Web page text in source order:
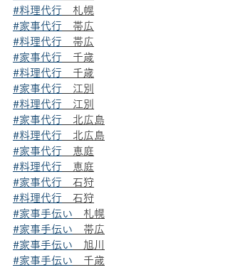
#料理代行 札幌
#家事代行 帯広
#料理代行 帯広
#家事代行 千歳
#料理代行 千歳
#家事代行 江別
#料理代行 江別
#家事代行 北広島
#料理代行 北広島
#家事代行 恵庭
#料理代行 恵庭
#家事代行 石狩
#料理代行 石狩
#家事手伝い 札幌
#家事手伝い 帯広
#家事手伝い 旭川
#家事手伝い 千歳